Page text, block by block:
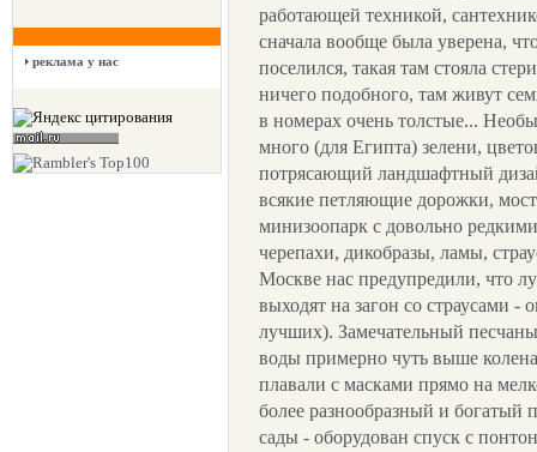
реклама у нас
работающей техникой,
сначала вообще была уверена,
поселился, такая там стояла
ничего подобного, там живут
в номерах очень толстые...
много (для Египта) зелени,
потрясающий ландшафтный
всякие петляющие дорожки,
минизоопарк с довольно
черепахи, дикобразы, ламы,
Москве нас предупредили, что
выходят на загон со страусами -
лучших). Замечательный
воды примерно чуть выше
плавали с масками прямо на
более разнообразный и
сады - оборудован спуск с